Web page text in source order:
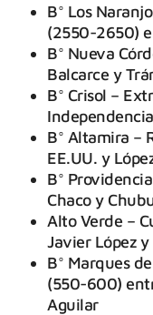
B° Los
(2550-2650)
B° Nueva
Balcarce y
B° Crisol –
B° Altamira –
EE.UU. y
B°
Chaco y
Alto Verde –
Javier López
B° Marques
(550-600)
Aguilar